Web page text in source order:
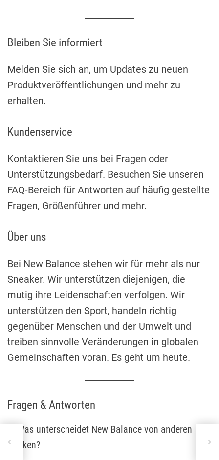
Bleiben Sie informiert
Melden Sie sich an, um Updates zu neuen
Produktveröffentlichungen und mehr zu
erhalten.
Kundenservice
Kontaktieren Sie uns bei Fragen oder
Unterstützungsbedarf. Besuchen Sie unseren
FAQ-Bereich für Antworten auf häufig gestellte
Fragen, Größenführer und mehr.
Über uns
Bei New Balance stehen wir für mehr als nur
Sneaker. Wir unterstützen diejenigen, die
mutig ihre Leidenschaften verfolgen. Wir
unterstützen den Sport, handeln richtig
gegenüber Menschen und der Umwelt und
treiben sinnvolle Veränderungen in globalen
Gemeinschaften voran. Es geht um heute.
Fragen & Antworten
1. Was unterscheidet New Balance von anderen
Marken?